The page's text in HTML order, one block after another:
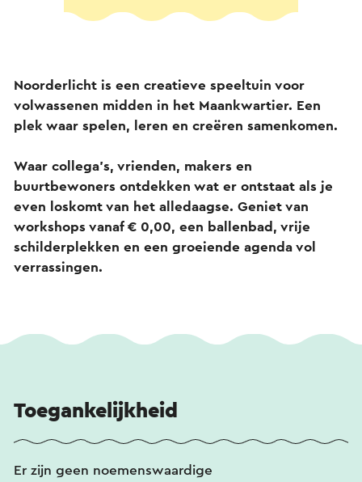
Noorderlicht is een creatieve speeltuin voor
volwassenen midden in het Maankwartier. Een
plek waar spelen, leren en creëren samenkomen.
Waar collega's, vrienden, makers en
buurtbewoners ontdekken wat er ontstaat als je
even loskomt van het alledaagse. Geniet van
workshops vanaf € 0,00, een ballenbad, vrije
schilderplekken en een groeiende agenda vol
verrassingen.
Toegankelijkheid
Er zijn geen noemenswaardige